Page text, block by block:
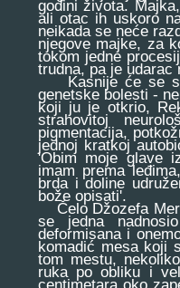
godini života.
ali otac ih uskoro
neikada se neće
njegove majke, za
tokom jedne
trudna, pa je udarac
Kasnije će se
genetske bolesti -
koji ju je otkrio,
strahovitoj
pigmentacija,
jednoj kratkoj
'Obim moje glave
imam prema
brda i doline
bože opisati'.
Čelo Džozefa
se jedna
deformisana i
komadić mesa koji
tom mestu,
ruka po obliku i